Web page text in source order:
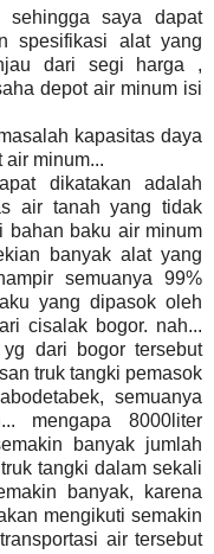
sehingga saya dapat
spesifikasi alat yang
dari segi harga ,
depot air minum isi
kapasitas daya
air minum...
dikatakan adalah
air tanah yang tidak
bahan baku air minum
banyak alat yang
semuanya 99%
yang dipasok oleh
cisalak bogor. nah...
dari bogor tersebut
truk tangki pemasok
semuanya
mengapa 8000liter
banyak jumlah
tangki dalam sekali
banyak, karena
mengikuti semakin
air tersebut